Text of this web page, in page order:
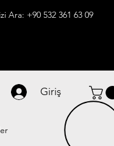
Ara: +90 532 361 63 09
Giriş